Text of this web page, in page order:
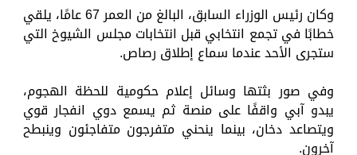
وكان رئيس الوزراء السابق، البالغ من العمر 67 عامًا، يلقي
خطابًا في تجمع انتخابي قبل انتخابات مجلس الشيوخ التي
ستجرى الأحد عندما سماع إطلاق رصاص.
وفي صور بثتها وسائل إعلام حكومية للحظة الهجوم،
يبدو آبي واقفًا على منصة ثم يسمع دوي انفجار قوي
ويتصاعد دخان، بينما ينحني متفرجون متفاجئون وينبطح
آخرون.